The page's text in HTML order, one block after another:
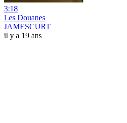
3:18
Les Douanes
JAMESCURT
il y a 19 ans